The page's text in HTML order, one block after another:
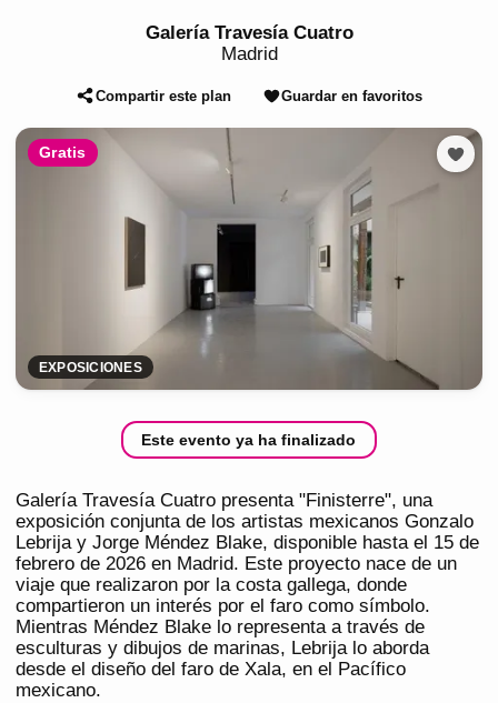
Galería Travesía Cuatro
Madrid
Compartir este plan Guardar en favoritos
Gratis
EXPOSICIONES
Este evento ya ha finalizado
Galería Travesía Cuatro presenta "Finisterre", una
exposición conjunta de los artistas mexicanos Gonzalo
Lebrija y Jorge Méndez Blake, disponible hasta el 15 de
febrero de 2026 en Madrid. Este proyecto nace de un
viaje que realizaron por la costa gallega, donde
compartieron un interés por el faro como símbolo.
Mientras Méndez Blake lo representa a través de
esculturas y dibujos de marinas, Lebrija lo aborda
desde el diseño del faro de Xala, en el Pacífico
mexicano.